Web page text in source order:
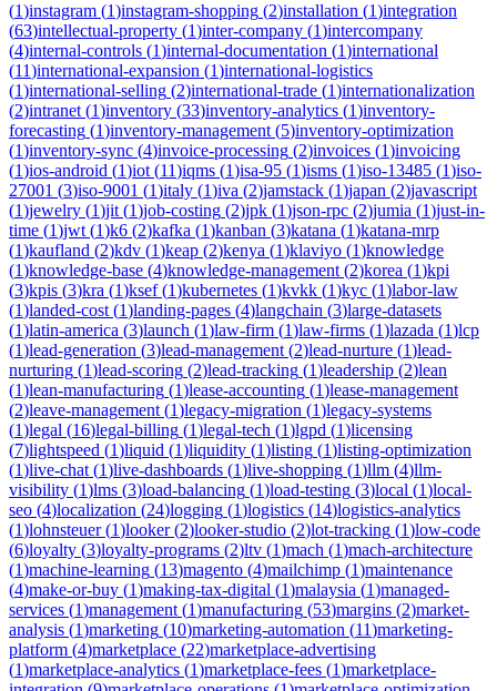
(1)instagram (1)instagram-shopping (2)installation (1)integration
(63)intellectual-property (1)inter-company (1)intercompany
(4)internal-controls (1)internal-documentation (1)international
(11)international-expansion (1)international-logistics
(1)international-selling (2)international-trade (1)internationalization
(2)intranet (1)inventory (33)inventory-analytics (1)inventory-
forecasting (1)inventory-management (5)inventory-optimization
(1)inventory-sync (4)invoice-processing (2)invoices (1)invoicing
(1)ios-android (1)iot (11)iqms (1)isa-95 (1)isms (1)iso-13485 (1)iso-
27001 (3)iso-9001 (1)italy (1)iva (2)jamstack (1)japan (2)javascript
(1)jewelry (1)jit (1)job-costing (2)jpk (1)json-rpc (2)jumia (1)just-in-
time (1)jwt (1)k6 (2)kafka (1)kanban (3)katana (1)katana-mrp
(1)kaufland (2)kdv (1)keap (2)kenya (1)klaviyo (1)knowledge
(1)knowledge-base (4)knowledge-management (2)korea (1)kpi
(3)kpis (3)kra (1)ksef(1)kubernetes (1)kvkk (1)kyc (1)labor-law
(1)landed-cost (1)landing-pages (4)langchain (3)large-datasets
(1)latin-america (3)launch (1)law-firm (1)law-firms (1)lazada (1)lcp
(1)lead-generation (3)lead-management (2)lead-nurture (1)lead-
nurturing (1)lead-scoring (2)lead-tracking (1)leadership (2)lean
(1)lean-manufacturing (1)lease-accounting (1)lease-management
(2)leave-management (1)legacy-migration (1)legacy-systems
(1)legal (16)legal-billing (1)legal-tech (1)lgpd (1)licensing
(7)lightspeed (1)liquid (1)liquidity (1)listing (1)listing-optimization
(1)live-chat (1)live-dashboards (1)live-shopping (1)llm (4)llm-
visibility (1)lms (3)load-balancing (1)load-testing (3)local (1)local-
seo (4)localization (24)logging (1)logistics (14)logistics-analytics
(1)lohnsteuer(1)looker(2)looker-studio (2)lot-tracking (1)low-code
(6)loyalty (3)loyalty-programs (2)ltv (1)mach (1)mach-architecture
(1)machine-learning (13)magento (4)mailchimp (1)maintenance
(4)make-or-buy (1)making-tax-digital (1)malaysia (1)managed-
services (1)management (1)manufacturing (53)margins (2)market-
analysis (1)marketing (10)marketing-automation (11)marketing-
platform (4)marketplace (22)marketplace-advertising
(1)marketplace-analytics (1)marketplace-fees (1)marketplace-